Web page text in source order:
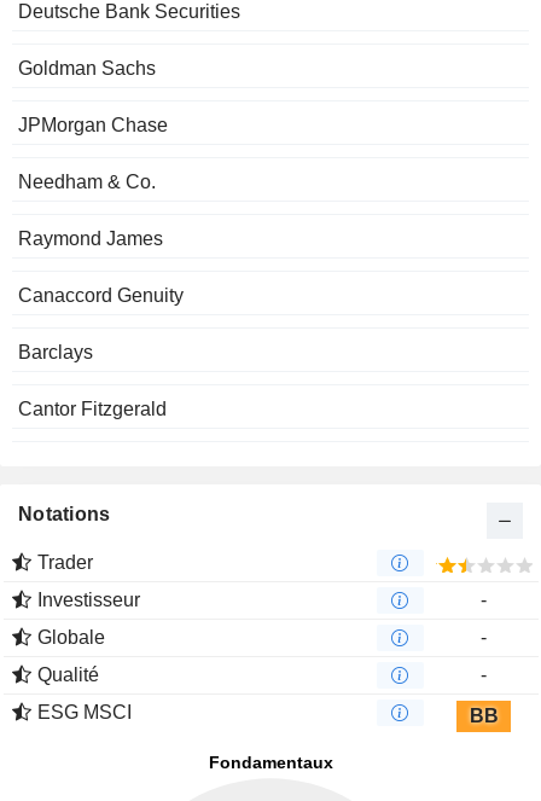
Deutsche Bank Securities
Goldman Sachs
JPMorgan Chase
Needham & Co.
Raymond James
Canaccord Genuity
Barclays
Cantor Fitzgerald
Notations
Trader
Investisseur
-
Globale
-
Qualité
-
ESG MSCI
BB